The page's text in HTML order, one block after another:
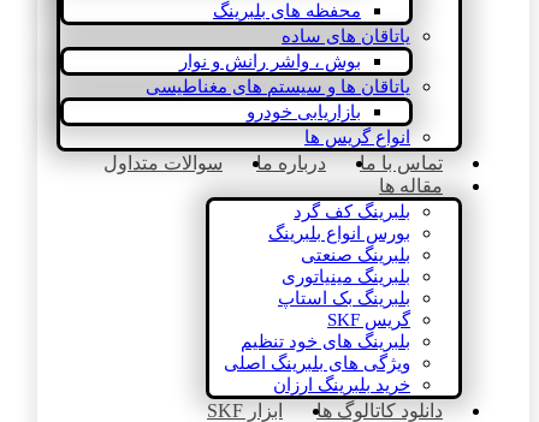
محفظه های بلبرینگ
یاتاقان های ساده
بوش ، واشر رانش و نوار
یاتاقان ها و سیستم های مغناطیسی
بازاریابی خودرو
انواع گریس ها
تماس با ما درباره ما
سوالات متداول
مقاله ها
بلبرینگ کف گرد
بورس انواع بلبرینگ
بلبرینگ صنعتی
بلبرینگ مینیاتوری
بلبرینگ بک استاپ
گریس SKF
بلبرینگ های خود تنظیم
ویژگی های بلبرینگ اصلی
خرید بلبرینگ ارزان
دانلود کاتالوگ ها
ابزار SKF